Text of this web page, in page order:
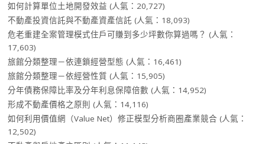
如何計算單位土地開發效益 (人氣：20,727)
不動產投資信託與不動產資產信託 (人氣：18,093)
危老重建全案管理模式住戶可賺到多少坪數你算過嗎？ (人氣：
17,603)
旅館分類整理－依連鎖經營型態 (人氣：16,461)
旅館分類整理－依經營性質 (人氣：15,905)
分年債務保障比率及分年利息保障倍數 (人氣：14,952)
形成不動產價格之原則 (人氣：14,116)
如何利用價值網（Value Net）修正模型分析商圈產業競合 (人氣：
12,502)